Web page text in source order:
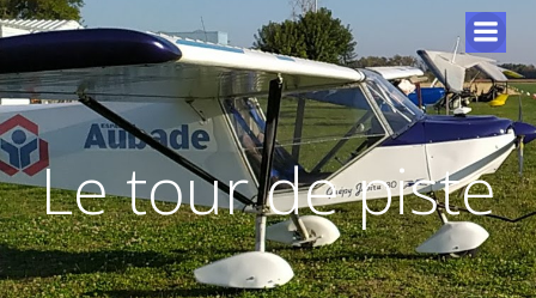
Le tour de piste